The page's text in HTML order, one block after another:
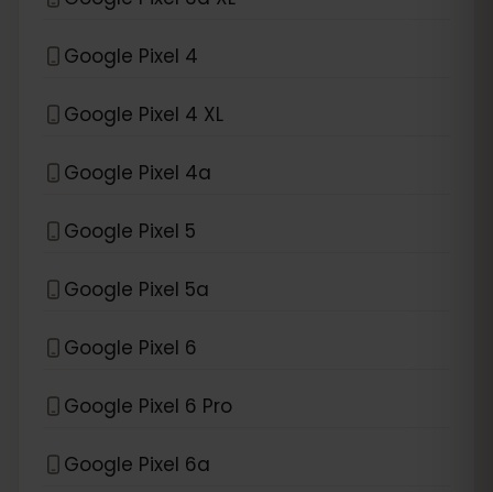
Google Pixel 4
Google Pixel 4 XL
Google Pixel 4a
Google Pixel 5
Google Pixel 5a
Google Pixel 6
Google Pixel 6 Pro
Google Pixel 6a